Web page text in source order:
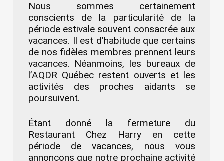
Nous sommes certainement
conscients de la particularité de la
période estivale souvent consacrée aux
vacances. Il est d’habitude que certains
de nos fidèles membres prennent leurs
vacances. Néanmoins, les bureaux de
l’AQDR Québec restent ouverts et les
activités des proches aidants se
poursuivent.
Étant donné la fermeture du
Restaurant Chez Harry en cette
période de vacances, nous vous
annonçons que notre prochaine activité